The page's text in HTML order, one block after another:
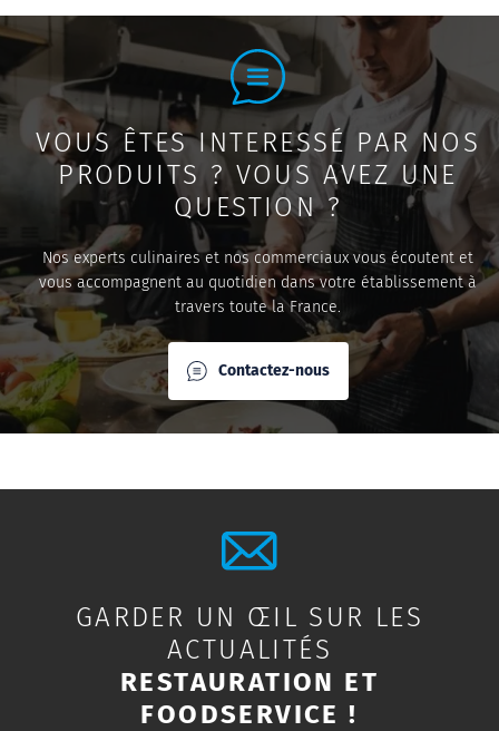
VOUS ÊTES INTERESSÉ PAR NOS
PRODUITS ? VOUS AVEZ UNE
QUESTION ?
Nos experts culinaires et nos commerciaux vous écoutent et
vous accompagnent au quotidien dans votre établissement à
travers toute la France.
Contactez-nous
GARDER UN ŒIL SUR LES
ACTUALITÉS
RESTAURATION ET
FOODSERVICE !